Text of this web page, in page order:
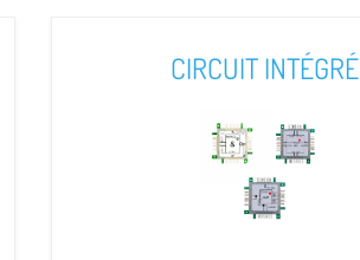
CIRCUIT INTÉGRÉ